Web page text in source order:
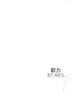
駅力
67.46%